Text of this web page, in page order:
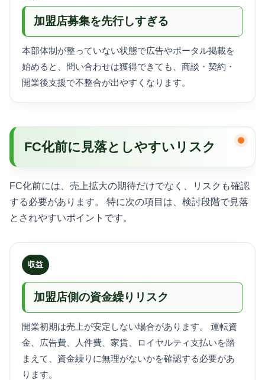
加盟店募集を先行しすぎる
本部体制が整っていない状態で広告やポータル掲載を
始めると、問い合わせは獲得できても、商談・契約・
開業後支援で不整合が出やすくなります。
FC化前に見落としやすいリスク
FC化前には、売上拡大の期待だけでなく、リスクも確認
する必要があります。 特に次の項目は、検討段階で見落
とされやすいポイントです。
収益
加盟店側の資金繰りリスク
開業初期は売上が安定しない場合があります。 運転資
金、広告費、人件費、家賃、ロイヤルティ支払いを踏
まえて、資金繰りに無理がないかを確認する必要があ
ります。